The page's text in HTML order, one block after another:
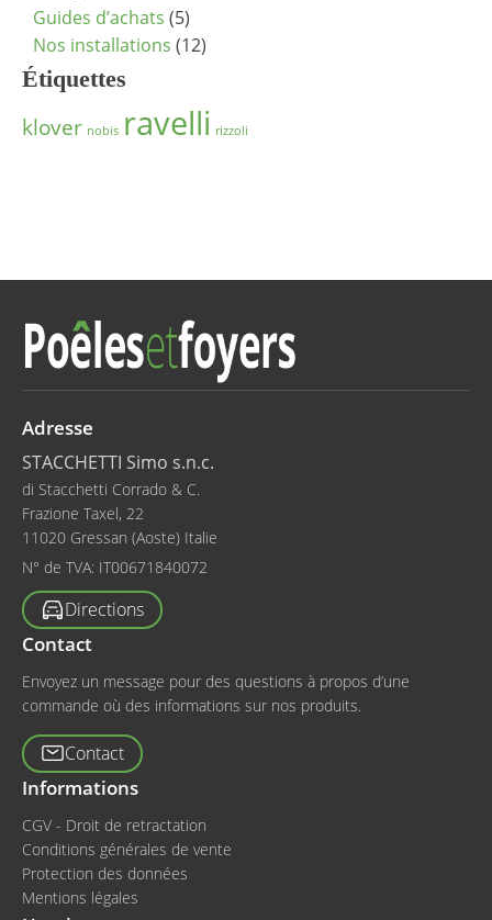
Guides d’achats (5)
Nos installations (12)
Étiquettes
klover nobis ravelli rizzoli
Adresse
STACCHETTI Simo s.n.c.
di Stacchetti Corrado & C.
Frazione Taxel, 22
11020 Gressan (Aoste) Italie
N° de TVA: IT00671840072
Directions
Contact
Envoyez un message pour des questions à propos d’une
commande où des informations sur nos produits.
Contact
Informations
CGV - Droit de retractation
Conditions générales de vente
Protection des données
Mentions légales